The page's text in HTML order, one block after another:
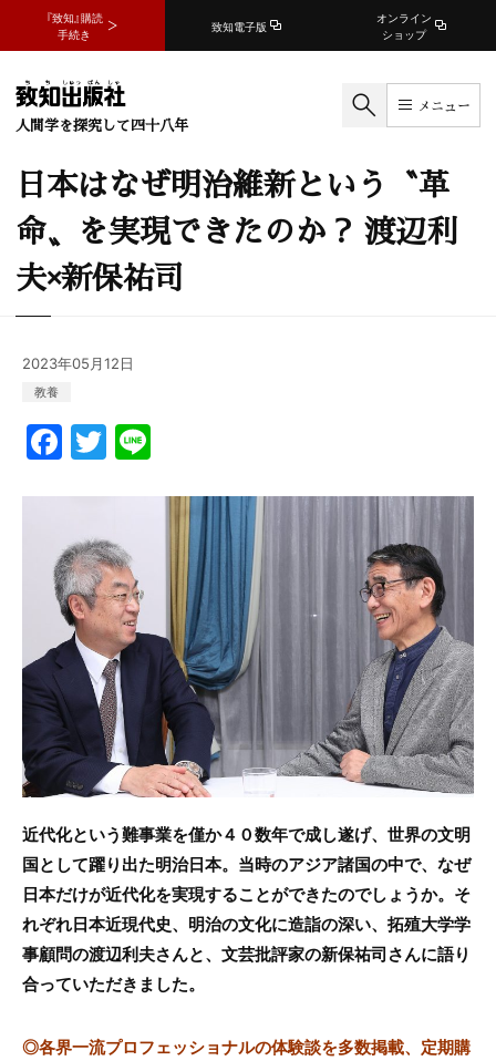
『致知』購読
手続き
致知電子版
オンライン
ショップ
人間学を探究して四十八年
メニュー
日本はなぜ明治維新という〝革
命〟を実現できたのか？ 渡辺利
夫×新保祐司
2023年05月12日
教養
F
a
c
e
b
o
o
k
T
w
itt
er
e
近代化という難事業を僅か４０数年で成し遂げ、世界の文明
国として躍り出た明治日本。当時のアジア諸国の中で、なぜ
日本だけが近代化を実現することができたのでしょうか。そ
れぞれ日本近現代史、明治の文化に造詣の深い、拓殖大学学
事顧問の渡辺利夫さんと、文芸批評家の新保祐司さんに語り
合っていただきました。
◎各界一流プロフェッショナルの体験談を多数掲載、定期購